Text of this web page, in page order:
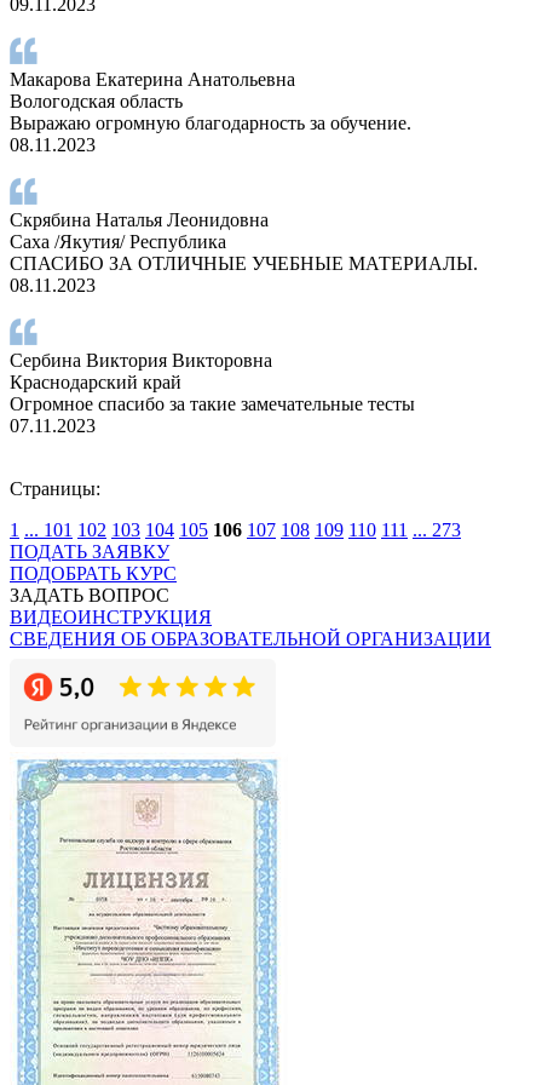
Макарова Екатерина Анатольевна
Вологодская область
Выражаю огромную благодарность за обучение.
08.11.2023
Скрябина Наталья Леонидовна
Саха /Якутия/ Республика
СПАСИБО ЗА ОТЛИЧНЫЕ УЧЕБНЫЕ МАТЕРИАЛЫ.
08.11.2023
Сербина Виктория Викторовна
Краснодарский край
Огромное спасибо за такие замечательные тесты
07.11.2023
Страницы:
1 ... 101 102 103 104 105 106 107 108 109 110 111 ... 273
ПОДАТЬ ЗАЯВКУ
ПОДОБРАТЬ КУРС
ЗАДАТЬ ВОПРОС
ВИДЕОИНСТРУКЦИЯ
СВЕДЕНИЯ ОБ ОБРАЗОВАТЕЛЬНОЙ ОРГАНИЗАЦИИ